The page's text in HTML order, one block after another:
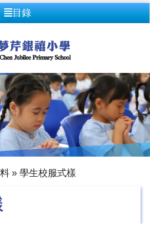
目錄
» 學生校服式樣